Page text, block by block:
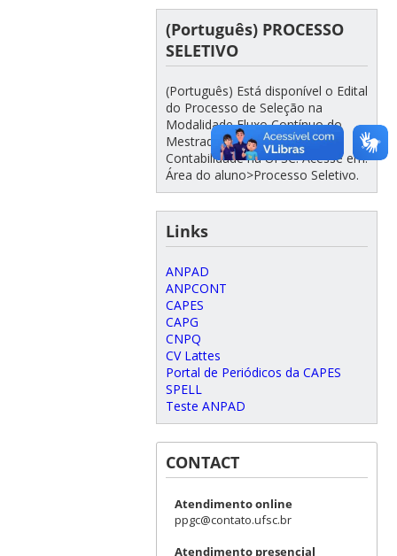
(Português) PROCESSO
SELETIVO
(Português) Está disponível o Edital
do Processo de Seleção na
Modalidade Fluxo Contínuo do
Mestrado e Doutorado em
Contabilidade na UFSC. Acesse em:
Área do aluno>Processo Seletivo.
Links
ANPAD
ANPCONT
CAPES
CAPG
CNPQ
CV Lattes
Portal de Periódicos da CAPES
SPELL
Teste ANPAD
CONTACT
Atendimento online
ppgc@contato.ufsc.br
Atendimento presencial